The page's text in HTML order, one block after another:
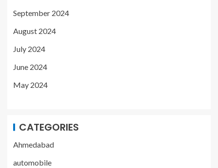
September 2024
August 2024
July 2024
June 2024
May 2024
CATEGORIES
Ahmedabad
automobile